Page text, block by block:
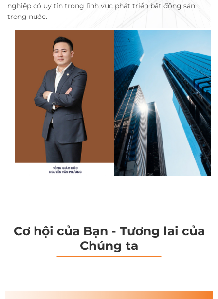
nghiệp có uy tín trong lĩnh vực phát triển bất động sản
trong nước.
Cơ hội của Bạn - Tương lai của
Chúng ta